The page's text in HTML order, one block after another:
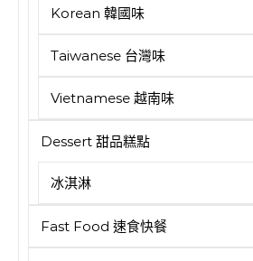
Korean 韓國味
Taiwanese 台灣味
Vietnamese 越南味
Dessert 甜品糕點
冰淇淋
Fast Food 速食快餐